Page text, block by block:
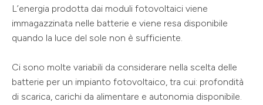
L’energia prodotta dai moduli fotovoltaici viene
immagazzinata nelle batterie e viene resa disponibile
quando la luce del sole non è sufficiente.
Ci sono molte variabili da considerare nella scelta delle
batterie per un impianto fotovoltaico, tra cui: profondità
di scarica, carichi da alimentare e autonomia disponibile.